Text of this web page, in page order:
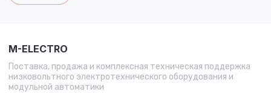
M-ELECTRO
Поставка, продажа и комплексная техническая поддержка
низковольтного электротехнического оборудования и
модульной автоматики